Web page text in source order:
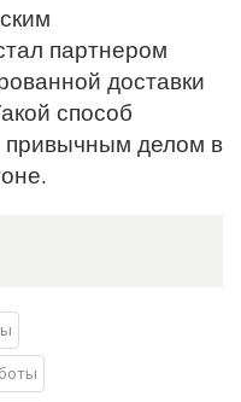
партнером
доставки
способ
привычным делом в